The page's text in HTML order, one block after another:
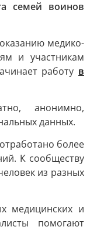
семей воинов
медико-
и участникам
работу в
анонимно,
данных.
более
К сообществу
из разных
медицинских и
помогают